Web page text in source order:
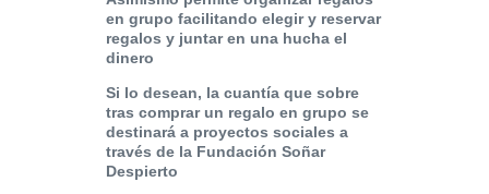
en grupo facilitando elegir y reservar
regalos y juntar en una hucha el
dinero
Si lo desean, la cuantía que sobre
tras comprar un regalo en grupo se
destinará a proyectos sociales a
través de la Fundación Soñar
Despierto